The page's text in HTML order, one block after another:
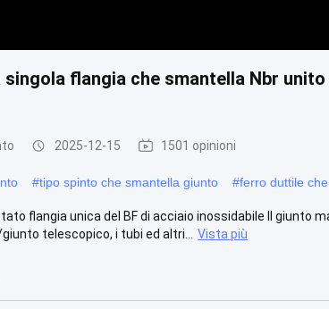
flangia che smantella Nbr
2025-12-15 1501 opinioni
#tipo spinto che smantella giunto #ferro duttile
flangia unica del BF di acciaio inossidabile Il giunto
telescopico, i tubi ed altri...
Vista più